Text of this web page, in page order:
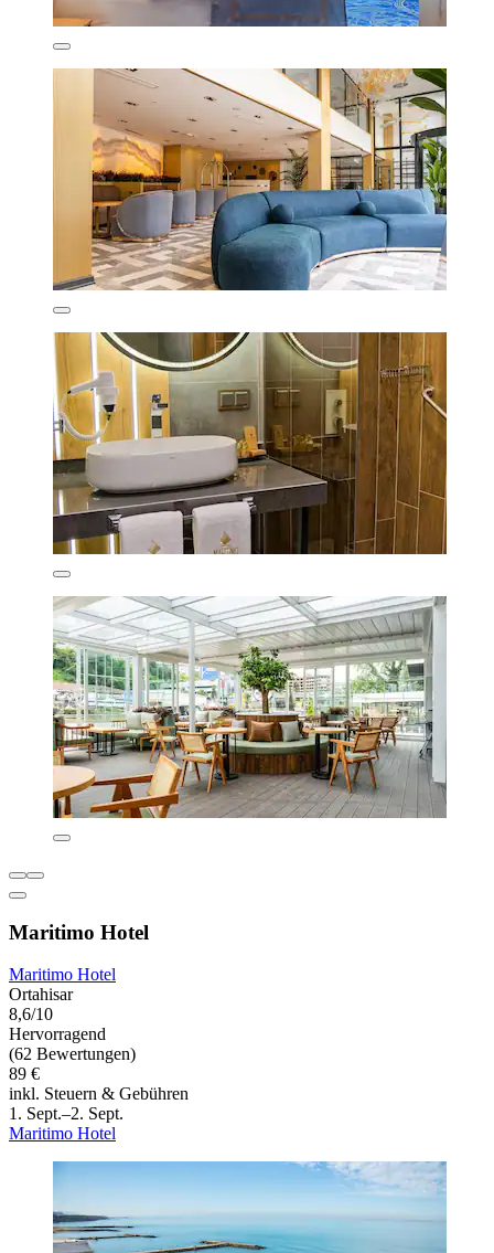
Maritimo Hotel
Maritimo Hotel
Ortahisar
8,6/10
Hervorragend
(62 Bewertungen)
89 €
inkl. Steuern & Gebühren
1. Sept.–2. Sept.
Maritimo Hotel